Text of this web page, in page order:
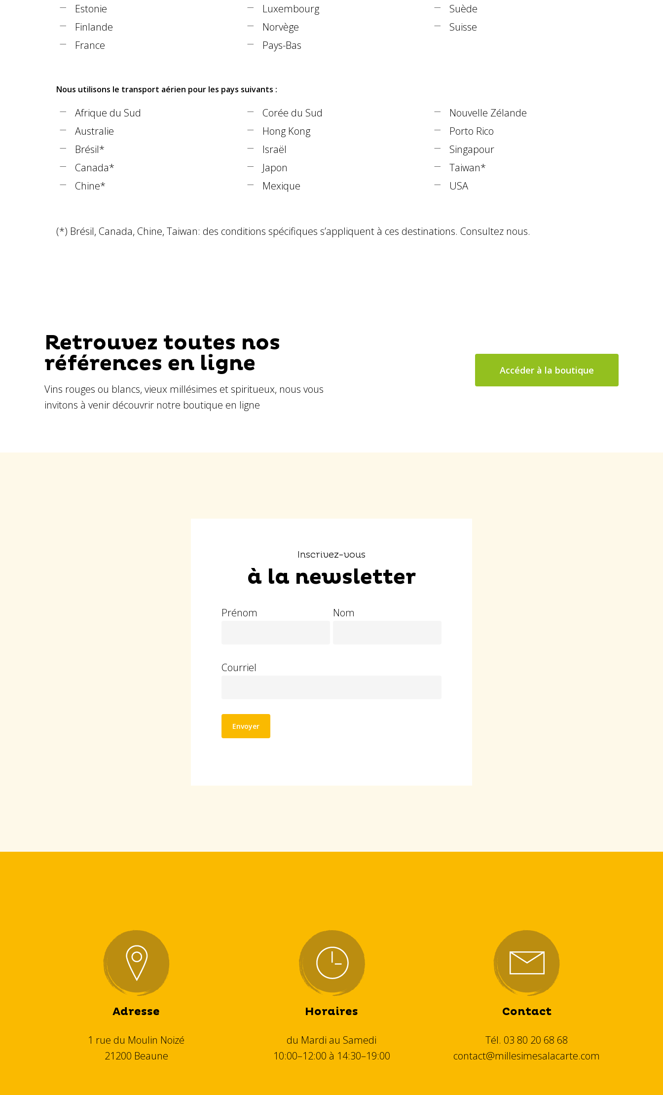
Estonie
Finlande
France
Luxembourg
Norvège
Pays-Bas
Suède
Suisse
Nous utilisons le transport aérien pour les pays suivants :
Afrique du Sud
Australie
Brésil*
Canada*
Chine*
Corée du Sud
Hong Kong
Israël
Japon
Mexique
Nouvelle Zélande
Porto Rico
Singapour
Taiwan*
USA
(*) Brésil, Canada, Chine, Taiwan: des conditions spécifiques s’appliquent à ces destinations. Consultez nous.
Retrouvez toutes nos
références en ligne
Vins rouges ou blancs, vieux millésimes et spiritueux, nous vous
invitons à venir découvrir notre boutique en ligne
Accéder à la boutique
Inscrivez-vous
à la newsletter
Prénom Nom
Courriel
Adresse
1 rue du Moulin Noizé
21200 Beaune
Horaires
du Mardi au Samedi
10:00–12:00 à 14:30–19:00
Contact
Tél. 03 80 20 68 68
contact@millesimesalacarte.com